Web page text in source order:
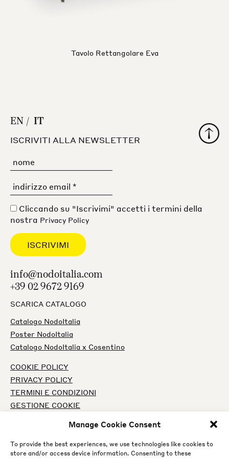
Manage Cookie Consent
To provide the best experiences, we use technologies like cookies to
store and/or access device information. Consenting to these
Tavolo Rettangolare Eva
Torna
EN IT
ISCRIVITI ALLA NEWSLETTER
Cliccando su "Iscrivimi" accetti i termini della
nostra Privacy Policy
info@nodoitalia.com
+39 02 9672 9169
SCARICA CATALOGO
Catalogo NodoItalia
Poster NodoItalia
Catalogo NodoItalia x Cosentino
COOKIE POLICY
PRIVACY POLICY
TERMINI E CONDIZIONI
GESTIONE COOKIE